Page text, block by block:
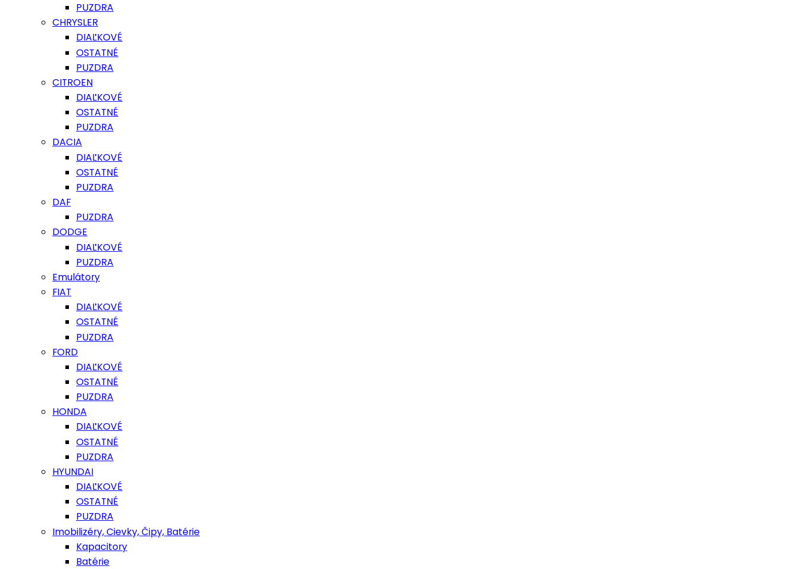
PUZDRA
CHRYSLER
DIAĽKOVÉ
OSTATNÉ
PUZDRA
CITROEN
DIAĽKOVÉ
OSTATNÉ
PUZDRA
DACIA
DIAĽKOVÉ
OSTATNÉ
PUZDRA
DAF
PUZDRA
DODGE
DIAĽKOVÉ
PUZDRA
Emulátory
FIAT
DIAĽKOVÉ
OSTATNÉ
PUZDRA
FORD
DIAĽKOVÉ
OSTATNÉ
PUZDRA
HONDA
DIAĽKOVÉ
OSTATNÉ
PUZDRA
HYUNDAI
DIAĽKOVÉ
OSTATNÉ
PUZDRA
Imobilizéry, Cievky, Čipy, Batérie
Kapacitory
Batérie